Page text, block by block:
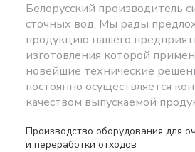
Белорусский производитель
сточных вод. Мы рады
продукцию нашего
изготовления которой
новейшие технические
постоянно осуществляется
качеством выпускаемой
Производство оборудования для
и переработки отходов